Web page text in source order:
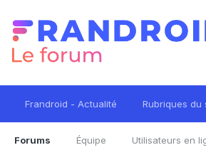
Frandroid - Actualité Rubriques du
Forums Équipe Utilisateurs en